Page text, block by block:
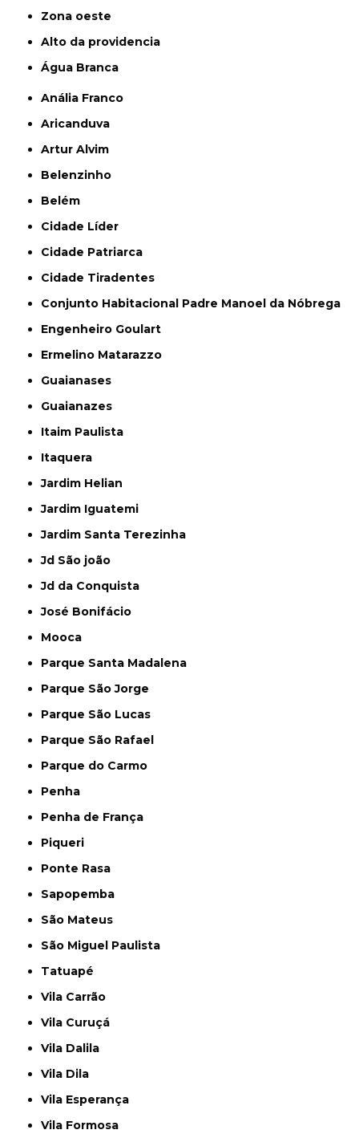
Zona oeste
alto da providencia
Água Branca
Anália Franco
Aricanduva
Artur Alvim
Belenzinho
Belém
Cidade Líder
Cidade Patriarca
Cidade Tiradentes
Conjunto Habitacional Padre Manoel da Nóbrega
Engenheiro Goulart
Ermelino Matarazzo
Guaianases
Guaianazes
Itaim Paulista
Itaquera
Jardim Helian
Jardim Iguatemi
Jardim Santa Terezinha
Jd São joão
Jd da Conquista
José Bonifácio
Mooca
Parque Santa Madalena
Parque São Jorge
Parque São Lucas
Parque São Rafael
Parque do Carmo
Penha
Penha de França
Piqueri
Ponte Rasa
Sapopemba
São Mateus
São Miguel Paulista
Tatuapé
Vila Carrão
Vila Curuçá
Vila Dalila
Vila Dila
Vila Esperança
Vila Formosa